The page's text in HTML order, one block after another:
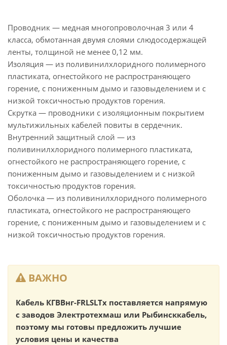
Проводник — медная многопроволочная 3 или 4
класса, обмотанная двумя слоями слюдосодержащей
ленты, толщиной не менее 0,12 мм.
Изоляция — из поливинилхлоридного полимерного
пластиката, огнестойкого не распространяющего
горение, с пониженным дымо и газовыделением и с
низкой токсичностью продуктов горения.
Скрутка — проводники с изоляционным покрытием
мультижильных кабелей повиты в сердечник.
Внутренний защитный слой — из
поливинилхлоридного полимерного пластиката,
огнестойкого не распространяющего горение, с
пониженным дымо и газовыделением и с низкой
токсичностью продуктов горения.
Оболочка — из поливинилхлоридного полимерного
пластиката, огнестойкого не распространяющего
горение, с пониженным дымо и газовыделением и с
низкой токсичностью продуктов горения.
ВАЖНО
Кабель КГВВнг-FRLSLTx поставляется напрямую
с заводов Электротехмаш или Рыбинсккабель,
поэтому мы готовы предложить лучшие
условия цены и качества